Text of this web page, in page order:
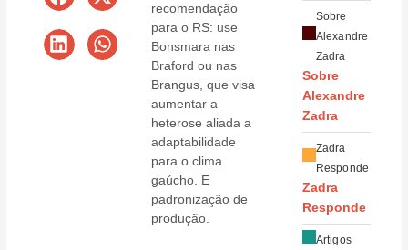
recomendação
para o RS: use
Bonsmara nas
Braford ou nas
Brangus, que visa
aumentar a
heterose aliada a
adaptabilidade
para o clima
gaúcho. E
padronização de
produção.
Sobre
Alexandre
Zadra
Sobre
Alexandre
Zadra
Zadra
Responde
Zadra
Responde
Artigos